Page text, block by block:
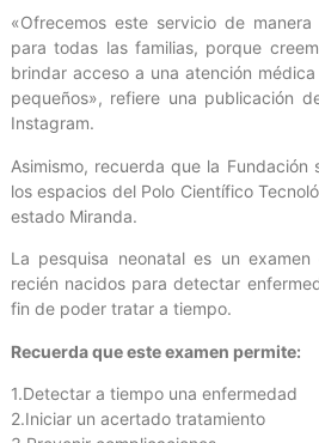
«Ofrecemos este servicio de
para todas las familias, porque
brindar acceso a una atención
pequeños», refiere una publicación
Instagram.
Asimismo, recuerda que la Fundación
los espacios del Polo Científico
estado Miranda.
La pesquisa neonatal es un
recién nacidos para detectar
fin de poder tratar a tiempo.
Recuerda que este examen permite:
1.Detectar a tiempo una enfermedad
2.Iniciar un acertado tratamiento